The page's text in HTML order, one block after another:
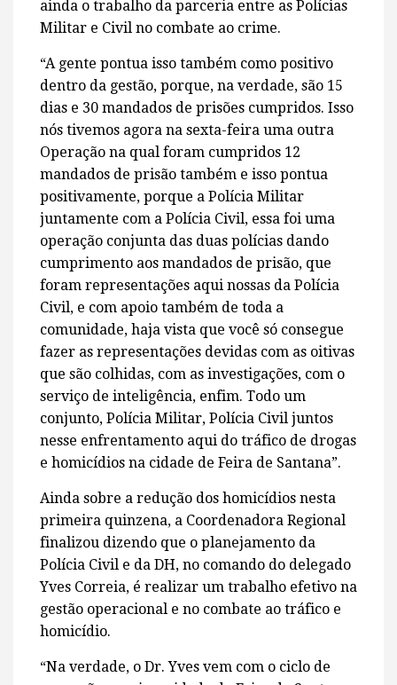
ainda o trabalho da parceria entre as Polícias
Militar e Civil no combate ao crime.
“A gente pontua isso também como positivo
dentro da gestão, porque, na verdade, são 15
dias e 30 mandados de prisões cumpridos. Isso
nós tivemos agora na sexta-feira uma outra
Operação na qual foram cumpridos 12
mandados de prisão também e isso pontua
positivamente, porque a Polícia Militar
juntamente com a Polícia Civil, essa foi uma
operação conjunta das duas polícias dando
cumprimento aos mandados de prisão, que
foram representações aqui nossas da Polícia
Civil, e com apoio também de toda a
comunidade, haja vista que você só consegue
fazer as representações devidas com as oitivas
que são colhidas, com as investigações, com o
serviço de inteligência, enfim. Todo um
conjunto, Polícia Militar, Polícia Civil juntos
nesse enfrentamento aqui do tráfico de drogas
e homicídios na cidade de Feira de Santana”.
Ainda sobre a redução dos homicídios nesta
primeira quinzena, a Coordenadora Regional
finalizou dizendo que o planejamento da
Polícia Civil e da DH, no comando do delegado
Yves Correia, é realizar um trabalho efetivo na
gestão operacional e no combate ao tráfico e
homicídio.
“Na verdade, o Dr. Yves vem com o ciclo de